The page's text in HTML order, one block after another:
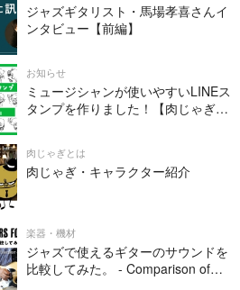
ジャズギタリスト・馬場孝喜さんイ
ンタビュー【前編】
お知らせ
ミュージシャンが使いやすいLINEス
タンプを作りました！【肉じゃぎオ
肉じゃぎとは
肉じゃぎ・キャラクター紹介
楽器・機材
ジャズで使えるギターのサウンドを
比較してみた。 - Comparison of